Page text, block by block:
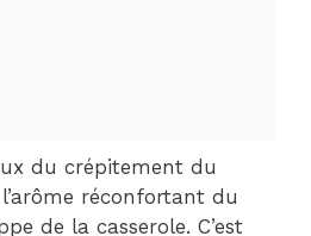
du crépitement du
réconfortant du
de la casserole. C’est